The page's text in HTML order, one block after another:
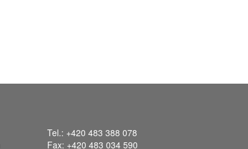
Tel.: +420 483 388 078
Fax: +420 483 034 590